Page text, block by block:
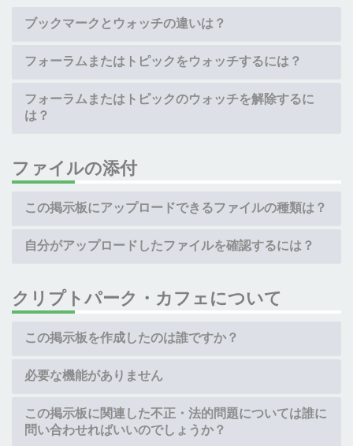
ブックマークとウォッチの違いは？
フォーラムまたはトピックをウォッチするには？
フォーラムまたはトピックのウォッチを解除するに
は？
ファイルの添付
この掲示板にアップロードできるファイルの種類は？
自分がアップロードしたファイルを確認するには？
クリプトパーク・カフェについて
この掲示板を作成したのは誰ですか？
必要な機能がありません
この掲示板に関連した不正・法的問題については誰に
問い合わせればいいのでしょうか？